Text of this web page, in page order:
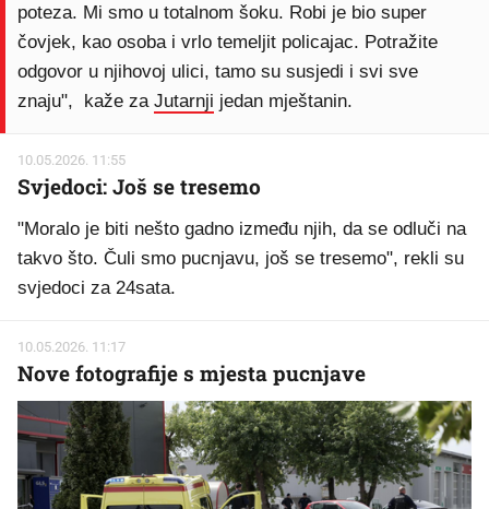
poteza. Mi smo u totalnom šoku. Robi je bio super
čovjek, kao osoba i vrlo temeljit policajac. Potražite
odgovor u njihovoj ulici, tamo su susjedi i svi sve
znaju", kaže za Jutarnji jedan mještanin.
10.05.2026. 11:55
Svjedoci: Još se tresemo
"Moralo je biti nešto gadno između njih, da se odluči na
takvo što. Čuli smo pucnjavu, još se tresemo", rekli su
svjedoci za 24sata.
10.05.2026. 11:17
Nove fotografije s mjesta pucnjave